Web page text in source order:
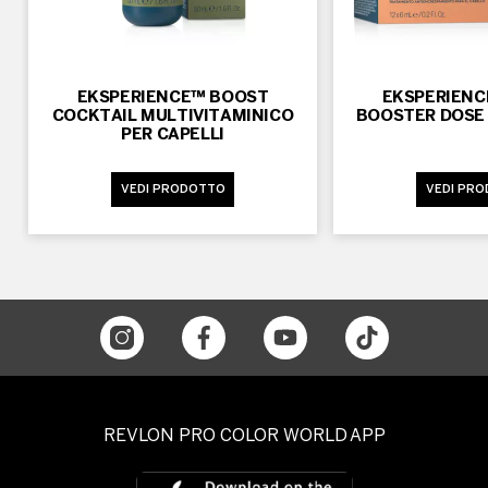
EKSPERIENCE™ BOOST
COCKTAIL MULTIVITAMINICO
PER CAPELLI
VEDI PRODOTTO
BOOSTER
VEDI
REVLON PRO COLOR WORLD APP